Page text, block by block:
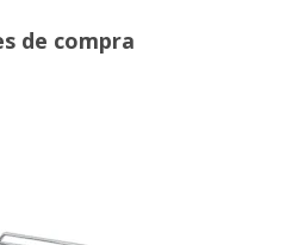
de compra